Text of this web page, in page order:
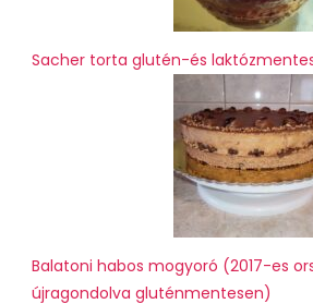
Sacher torta glutén-és
Balatoni habos mogyoró (2017-es
újragondolva gluténmentesen)